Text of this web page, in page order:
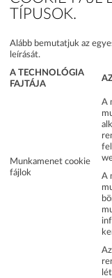
TÍPUSOK.
Alább bemutatjuk az
leírását.
A TECHNOLÓGIA
FAJTÁJA
Munkamenet cookie
fájlok
A
A